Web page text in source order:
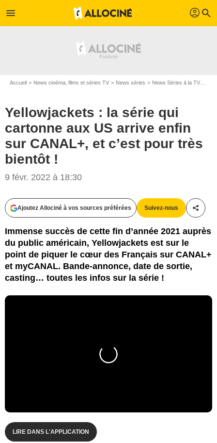
menu profil search
Accueil News cinéma, films et séries TV News séries News Séries à la TV
Yellowjackets : la série qui
cartonne aux US arrive enfin
sur CANAL+, et c’est pour très
bientôt !
9 févr. 2022 à 18:30
Ajoutez Allociné à vos sources préférées Suivez-nous
Immense succès de cette fin d’année 2021 auprès
du public américain, Yellowjackets est sur le
point de piquer le cœur des Français sur CANAL+
et myCANAL. Bande-annonce, date de sortie,
casting… toutes les infos sur la série !
LIRE DANS L'APPLICATION